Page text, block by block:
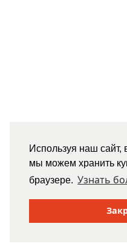
Используя наш сайт,
мы можем хранить
браузере. Узнать